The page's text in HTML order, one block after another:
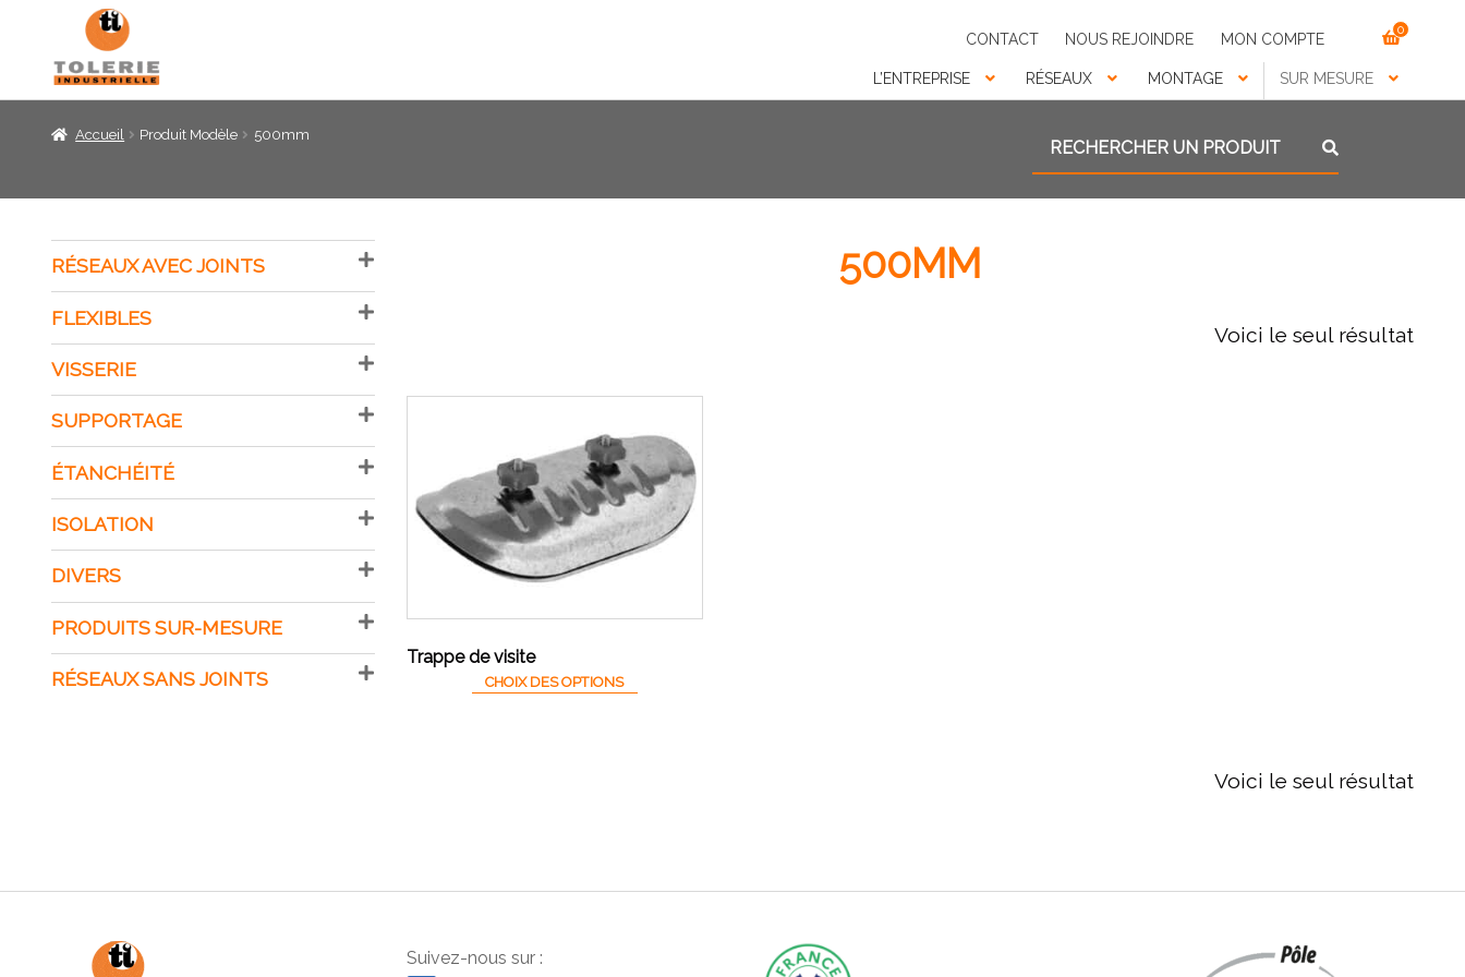
CONTACT NOUS REJOINDRE MON COMPTE
0
L’ENTREPRISE RÉSEAUX MONTAGE SUR MESURE
Recherche pour :
Recherche
Accueil Produit Modèle 500mm
500MM
Voici le seul résultat
Trappe de visite
CHOIX DES OPTIONS
Voici le seul résultat
RÉSEAUX AVEC JOINTS
FLEXIBLES
VISSERIE
SUPPORTAGE
ÉTANCHÉITÉ
ISOLATION
DIVERS
PRODUITS SUR-MESURE
RÉSEAUX SANS JOINTS
Suivez-nous sur :
Panneau de gestion des cookies